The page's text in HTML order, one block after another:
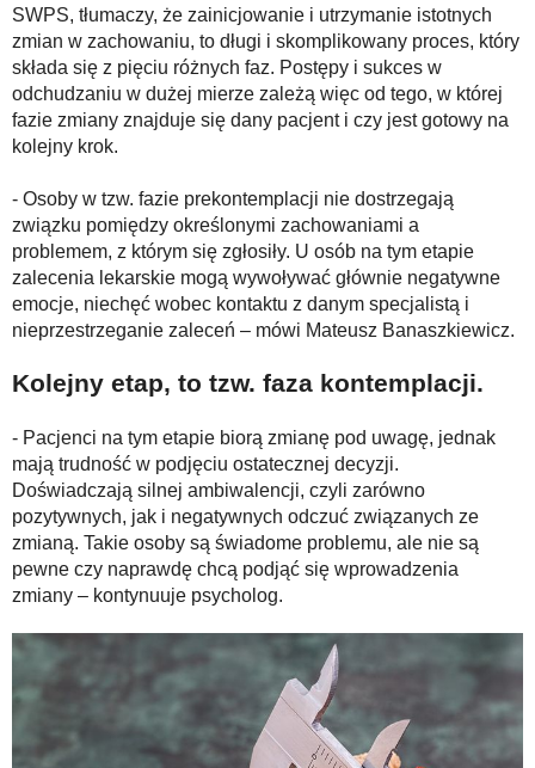
SWPS, tłumaczy, że zainicjowanie i utrzymanie istotnych
zmian w zachowaniu, to długi i skomplikowany proces, który
składa się z pięciu różnych faz. Postępy i sukces w
odchudzaniu w dużej mierze zależą więc od tego, w której
fazie zmiany znajduje się dany pacjent i czy jest gotowy na
kolejny krok.
- Osoby w tzw. fazie prekontemplacji nie dostrzegają
związku pomiędzy określonymi zachowaniami a
problemem, z którym się zgłosiły. U osób na tym etapie
zalecenia lekarskie mogą wywoływać głównie negatywne
emocje, niechęć wobec kontaktu z danym specjalistą i
nieprzestrzeganie zaleceń – mówi Mateusz Banaszkiewicz.
Kolejny etap, to tzw. faza kontemplacji.
- Pacjenci na tym etapie biorą zmianę pod uwagę, jednak
mają trudność w podjęciu ostatecznej decyzji.
Doświadczają silnej ambiwalencji, czyli zarówno
pozytywnych, jak i negatywnych odczuć związanych ze
zmianą. Takie osoby są świadome problemu, ale nie są
pewne czy naprawdę chcą podjąć się wprowadzenia
zmiany – kontynuuje psycholog.